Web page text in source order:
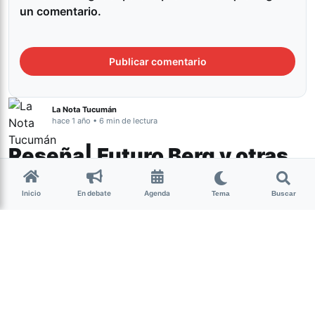
un comentario.
La Nota Tucumán
hace 1 año • 6 min de lectura
Reseña| Futuro Berg y otras
maravillas del país
Inicio En debate Agenda Tema Buscar